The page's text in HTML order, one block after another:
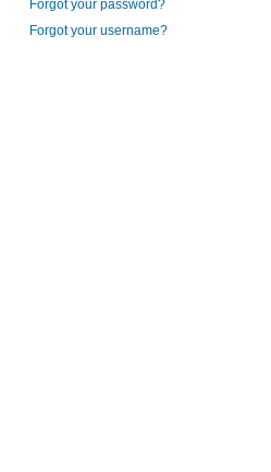
Forgot your password?
Forgot your username?